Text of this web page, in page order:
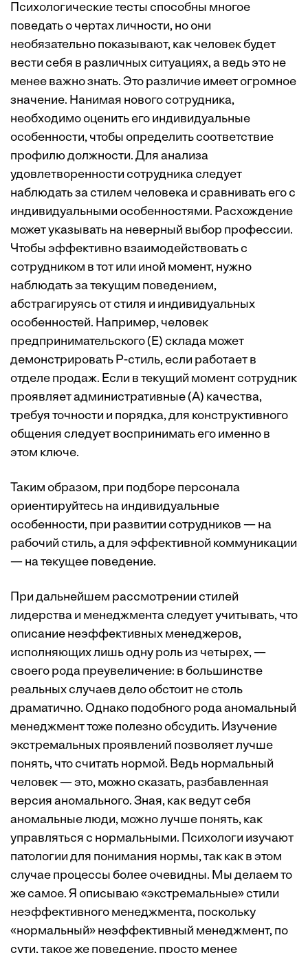
Психологические тесты способны многое
поведать о чертах личности, но они
необязательно показывают, как человек будет
вести себя в различных ситуациях, а ведь это не
менее важно знать. Это различие имеет огромное
значение. Нанимая нового сотрудника,
необходимо оценить его индивидуальные
особенности, чтобы определить соответствие
профилю должности. Для анализа
удовлетворенности сотрудника следует
наблюдать за стилем человека и сравнивать его с
индивидуальными особенностями. Расхождение
может указывать на неверный выбор профессии.
Чтобы эффективно взаимодействовать с
сотрудником в тот или иной момент, нужно
наблюдать за текущим поведением,
абстрагируясь от стиля и индивидуальных
особенностей. Например, человек
предпринимательского (E) склада может
демонстрировать P-стиль, если работает в
отделе продаж. Если в текущий момент сотрудник
проявляет административные (A) качества,
требуя точности и порядка, для конструктивного
общения следует воспринимать его именно в
этом ключе.
Таким образом, при подборе персонала
ориентируйтесь на индивидуальные
особенности, при развитии сотрудников — на
рабочий стиль, а для эффективной коммуникации
— на текущее поведение.
При дальнейшем рассмотрении стилей
лидерства и менеджмента следует учитывать, что
описание неэффективных менеджеров,
исполняющих лишь одну роль из четырех, —
своего рода преувеличение: в большинстве
реальных случаев дело обстоит не столь
драматично. Однако подобного рода аномальный
менеджмент тоже полезно обсудить. Изучение
экстремальных проявлений позволяет лучше
понять, что считать нормой. Ведь нормальный
человек — это, можно сказать, разбавленная
версия аномального. Зная, как ведут себя
аномальные люди, можно лучше понять, как
управляться с нормальными. Психологи изучают
патологии для понимания нормы, так как в этом
случае процессы более очевидны. Мы делаем то
же самое. Я описываю «экстремальные» стили
неэффективного менеджмента, поскольку
«нормальный» неэффективный менеджмент, по
сути, такое же поведение, просто менее